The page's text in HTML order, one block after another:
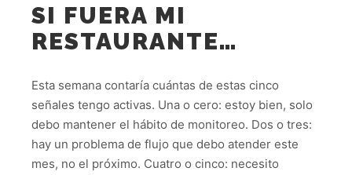
SI FUERA MI
RESTAURANTE…
Esta semana contaría cuántas de estas cinco
señales tengo activas. Una o cero: estoy bien, solo
debo mantener el hábito de monitoreo. Dos o tres:
hay un problema de flujo que debo atender este
mes, no el próximo. Cuatro o cinco: necesito